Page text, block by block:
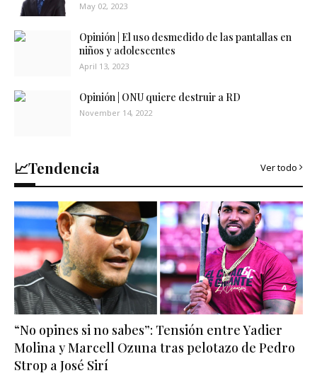
May 02, 2023
Opinión | El uso desmedido de las pantallas en
niños y adolescentes
April 13, 2023
Opinión | ONU quiere destruir a RD
November 14, 2022
📈Tendencia Ver todo
“No opines si no sabes”: Tensión entre Yadier
Molina y Marcell Ozuna tras pelotazo de Pedro
Strop a José Sirí